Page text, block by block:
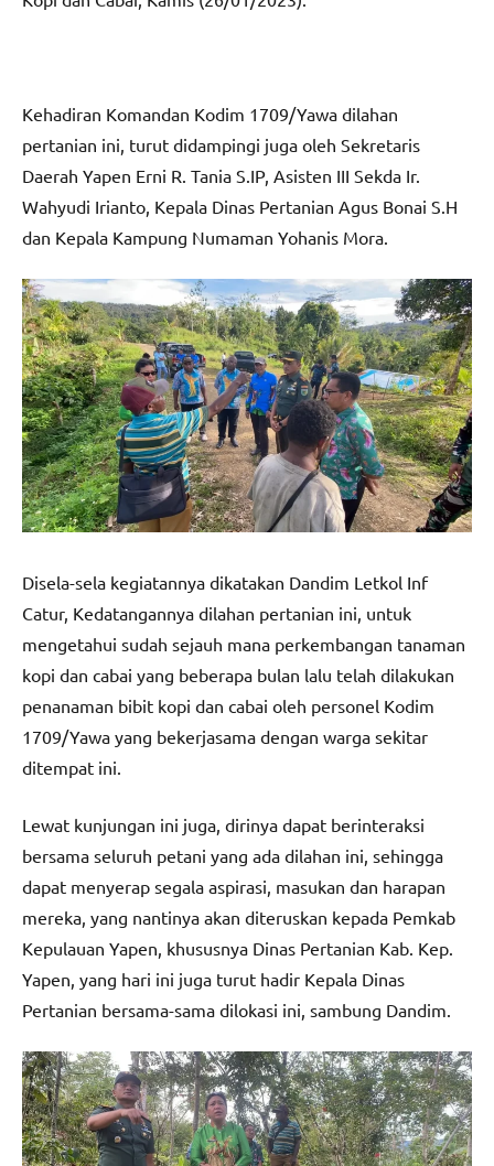
Kehadiran Komandan Kodim 1709/Yawa dilahan
pertanian ini, turut didampingi juga oleh Sekretaris
Daerah Yapen Erni R. Tania S.IP, Asisten III Sekda Ir.
Wahyudi Irianto, Kepala Dinas Pertanian Agus Bonai S.H
dan Kepala Kampung Numaman Yohanis Mora.
Disela-sela kegiatannya dikatakan Dandim Letkol Inf
Catur, Kedatangannya dilahan pertanian ini, untuk
mengetahui sudah sejauh mana perkembangan tanaman
kopi dan cabai yang beberapa bulan lalu telah dilakukan
penanaman bibit kopi dan cabai oleh personel Kodim
1709/Yawa yang bekerjasama dengan warga sekitar
ditempat ini.
Lewat kunjungan ini juga, dirinya dapat berinteraksi
bersama seluruh petani yang ada dilahan ini, sehingga
dapat menyerap segala aspirasi, masukan dan harapan
mereka, yang nantinya akan diteruskan kepada Pemkab
Kepulauan Yapen, khususnya Dinas Pertanian Kab. Kep.
Yapen, yang hari ini juga turut hadir Kepala Dinas
Pertanian bersama-sama dilokasi ini, sambung Dandim.